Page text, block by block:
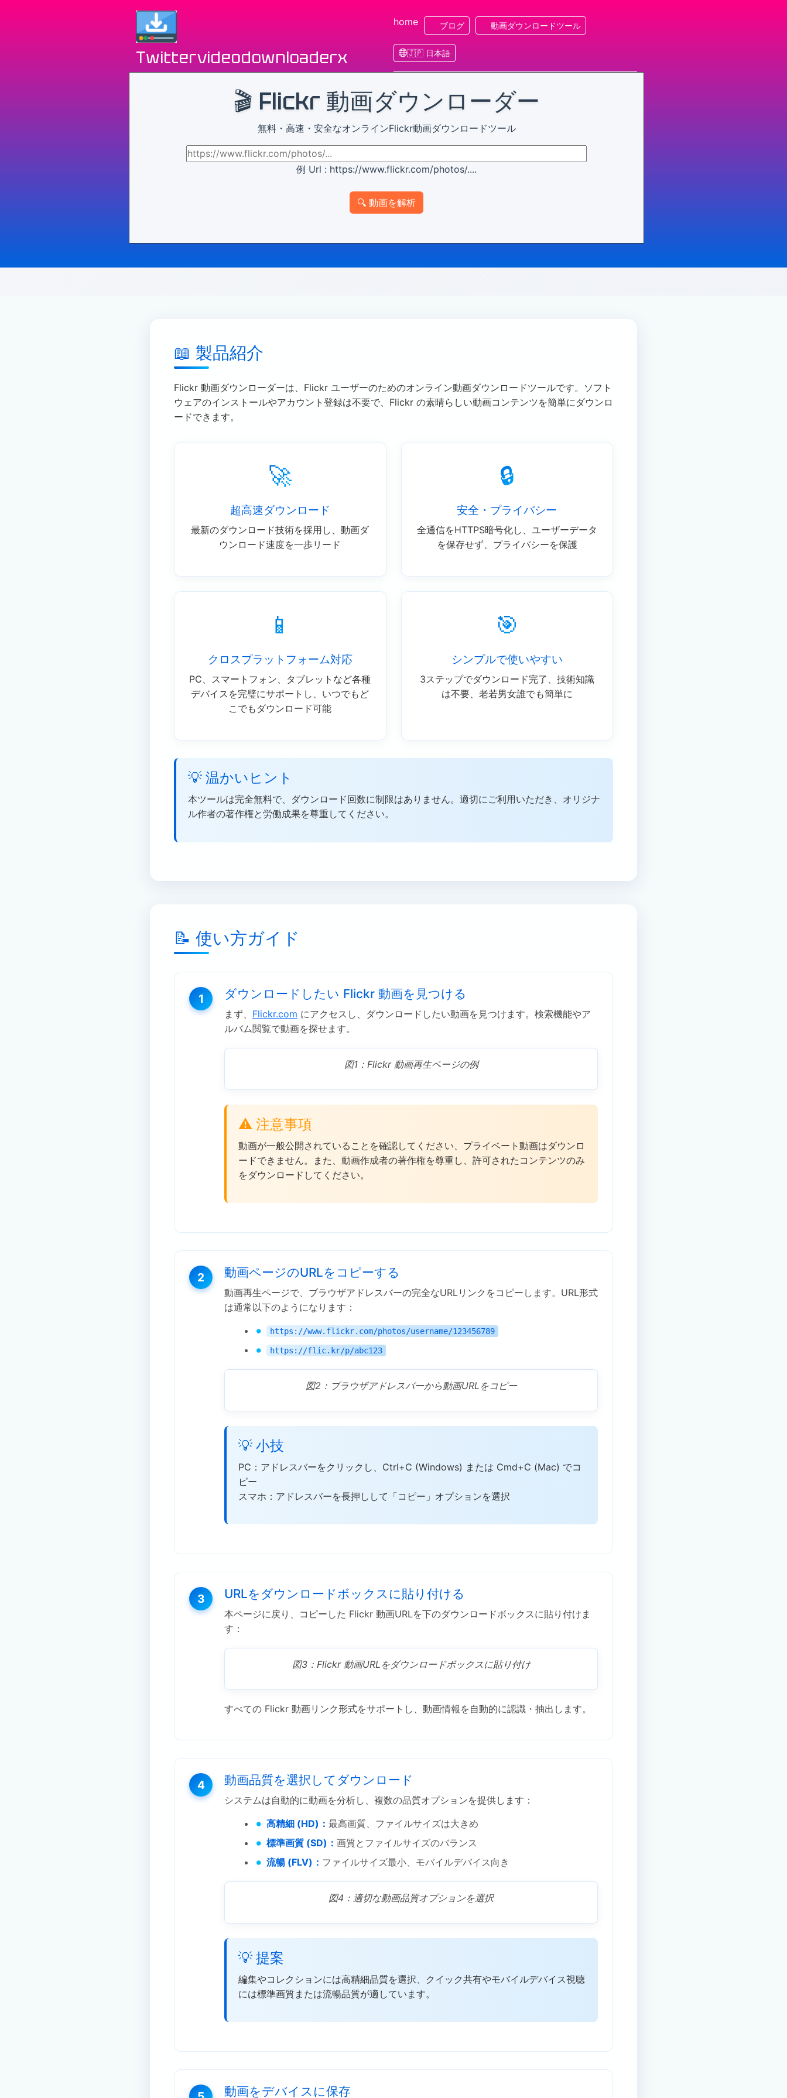
Twittervideodownloaderx
home ブログ 動画ダウンロードツール
🇯🇵 日本語
🎬 Flickr 動画ダウンローダー
無料・高速・安全なオンラインFlickr動画ダウンロードツール
例 Url : https://www.flickr.com/photos/....
🔍 動画を解析
📖 製品紹介
Flickr 動画ダウンローダーは、Flickr ユーザーのためのオンライン動画ダウンロードツールです。ソフト
ウェアのインストールやアカウント登録は不要で、Flickr の素晴らしい動画コンテンツを簡単にダウンロ
ードできます。
🚀
超高速ダウンロード
最新のダウンロード技術を採用し、動画ダ
ウンロード速度を一歩リード
🔒
安全・プライバシー
全通信をHTTPS暗号化し、ユーザーデータ
を保存せず、プライバシーを保護
📱
クロスプラットフォーム対応
PC、スマートフォン、タブレットなど各種
デバイスを完璧にサポートし、いつでもど
こでもダウンロード可能
🎯
シンプルで使いやすい
3ステップでダウンロード完了、技術知識
は不要、老若男女誰でも簡単に
💡 温かいヒント
本ツールは完全無料で、ダウンロード回数に制限はありません。適切にご利用いただき、オリジナ
ル作者の著作権と労働成果を尊重してください。
📝 使い方ガイド
1 ダウンロードしたい Flickr 動画を見つける
まず、 Flickr.com にアクセスし、ダウンロードしたい動画を見つけます。検索機能やア
ルバム閲覧で動画を探せます。
図1：Flickr 動画再生ページの例
⚠️ 注意事項
動画が一般公開されていることを確認してください、プライベート動画はダウンロ
ードできません。また、動画作成者の著作権を尊重し、許可されたコンテンツのみ
をダウンロードしてください。
2 動画ページのURLをコピーする
動画再生ページで、ブラウザアドレスバーの完全なURLリンクをコピーします。URL形式
は通常以下のようになります：
https://www.flickr.com/photos/username/123456789
https://flic.kr/p/abc123
図2：ブラウザアドレスバーから動画URLをコピー
💡 小技
PC：アドレスバーをクリックし、Ctrl+C (Windows) または Cmd+C (Mac) でコ
ピー
スマホ：アドレスバーを長押しして「コピー」オプションを選択
3 URLをダウンロードボックスに貼り付ける
本ページに戻り、コピーした Flickr 動画URLを下のダウンロードボックスに貼り付けま
す：
図3：Flickr 動画URLをダウンロードボックスに貼り付け
すべての Flickr 動画リンク形式をサポートし、動画情報を自動的に認識・抽出します。
4 動画品質を選択してダウンロード
システムは自動的に動画を分析し、複数の品質オプションを提供します：
高精細 (HD)： 最高画質、ファイルサイズは大きめ
標準画質 (SD)： 画質とファイルサイズのバランス
流暢 (FLV)： ファイルサイズ最小、モバイルデバイス向き
図4：適切な動画品質オプションを選択
💡 提案
編集やコレクションには高精細品質を選択、クイック共有やモバイルデバイス視聴
には標準画質または流暢品質が適しています。
動画をデバイスに保存